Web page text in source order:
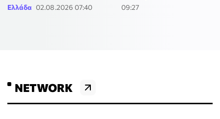
Ελλάδα 02.08.2026 07:40
09:27
NETWORK